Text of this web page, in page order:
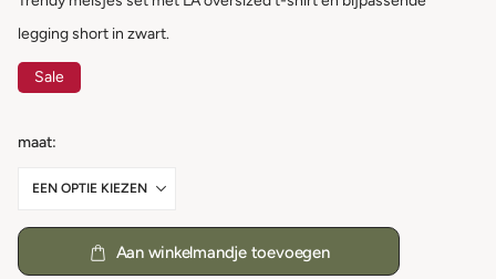
legging short in zwart.
Sale
maat
Aan winkelmandje toevoegen